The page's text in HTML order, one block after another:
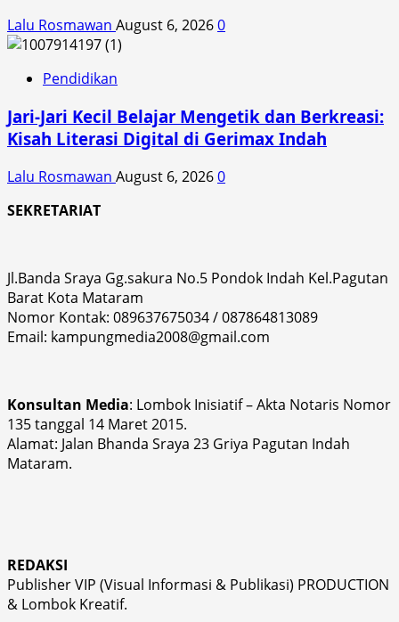
Lalu Rosmawan August 6, 20260
Pendidikan
Jari-Jari Kecil Belajar Mengetik dan Berkreasi:
Kisah Literasi Digital di Gerimax Indah
Lalu Rosmawan August 6, 20260
SEKRETARIAT
Jl.Banda Sraya Gg.sakura No.5 Pondok Indah Kel.Pagutan
Barat Kota Mataram
Nomor Kontak: 089637675034 / 087864813089
Email: kampungmedia2008@gmail.com
Konsultan Media: Lombok Inisiatif – Akta Notaris Nomor
135 tanggal 14 Maret 2015.
Alamat: Jalan Bhanda Sraya 23 Griya Pagutan Indah
Mataram.
REDAKSI
Publisher VIP (Visual Informasi & Publikasi) PRODUCTION
& Lombok Kreatif.